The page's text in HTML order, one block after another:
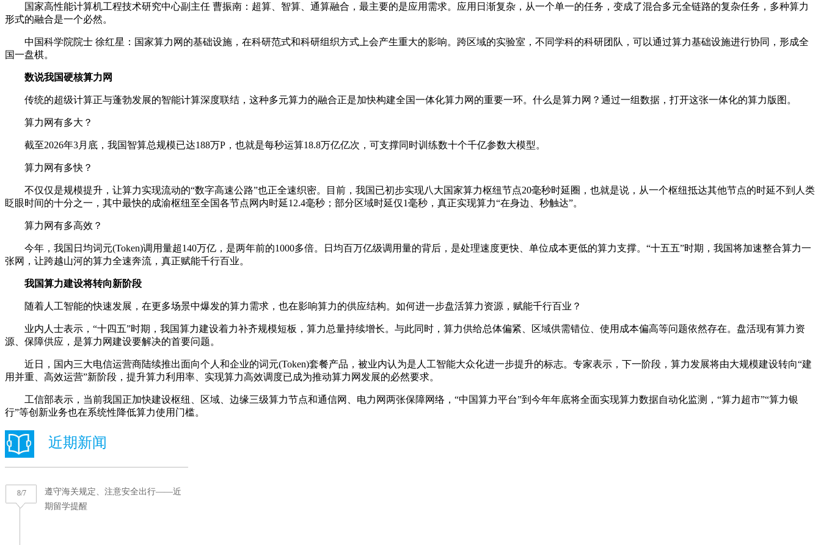
国家高性能计算机工程技术研究中心副主任 曹振南：超算、智算、通算融合，最主要的是应用需求。应用日渐复杂，从一个单一的任务，变成了混合多元全链路的复杂任务，多种算力
形式的融合是一个必然。
中国科学院院士 徐红星：国家算力网的基础设施，在科研范式和科研组织方式上会产生重大的影响。跨区域的实验室，不同学科的科研团队，可以通过算力基础设施进行协同，形成全
国一盘棋。
数说我国硬核算力网
传统的超级计算正与蓬勃发展的智能计算深度联结，这种多元算力的融合正是加快构建全国一体化算力网的重要一环。什么是算力网？通过一组数据，打开这张一体化的算力版图。
算力网有多大？
截至2026年3月底，我国智算总规模已达188万P，也就是每秒运算18.8万亿亿次，可支撑同时训练数十个千亿参数大模型。
算力网有多快？
不仅仅是规模提升，让算力实现流动的“数字高速公路”也正全速织密。目前，我国已初步实现八大国家算力枢纽节点20毫秒时延圈，也就是说，从一个枢纽抵达其他节点的时延不到人类
眨眼时间的十分之一，其中最快的成渝枢纽至全国各节点网内时延12.4毫秒；部分区域时延仅1毫秒，真正实现算力“在身边、秒触达”。
算力网有多高效？
今年，我国日均词元(Token)调用量超140万亿，是两年前的1000多倍。日均百万亿级调用量的背后，是处理速度更快、单位成本更低的算力支撑。“十五五”时期，我国将加速整合算力一
张网，让跨越山河的算力全速奔流，真正赋能千行百业。
我国算力建设将转向新阶段
随着人工智能的快速发展，在更多场景中爆发的算力需求，也在影响算力的供应结构。如何进一步盘活算力资源，赋能千行百业？
业内人士表示，“十四五”时期，我国算力建设着力补齐规模短板，算力总量持续增长。与此同时，算力供给总体偏紧、区域供需错位、使用成本偏高等问题依然存在。盘活现有算力资
源、保障供应，是算力网建设要解决的首要问题。
近日，国内三大电信运营商陆续推出面向个人和企业的词元(Token)套餐产品，被业内认为是人工智能大众化进一步提升的标志。专家表示，下一阶段，算力发展将由大规模建设转向“建
用并重、高效运营”新阶段，提升算力利用率、实现算力高效调度已成为推动算力网发展的必然要求。
工信部表示，当前我国正加快建设枢纽、区域、边缘三级算力节点和通信网、电力网两张保障网络，“中国算力平台”到今年年底将全面实现算力数据自动化监测，“算力超市”“算力银
行”等创新业务也在系统性降低算力使用门槛。